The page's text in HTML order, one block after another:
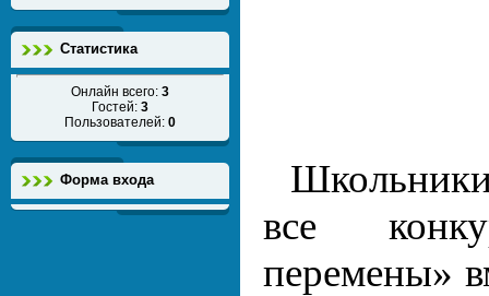
Статистика
Онлайн всего: 3
Гостей: 3
Пользователей: 0
Форма входа
все
перемены»